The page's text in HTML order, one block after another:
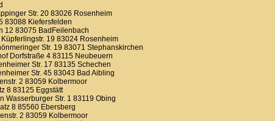
Str. 20 83026 Rosenheim
83088 Kiefersfelden
12 83075 BadFeilenbach
19 83024 Rosenheim
Str. 19 83071 Stephanskirchen
Dorfstraße 4 83115 Neubeuern
Str. 17 83135 Schechen
Str. 45 83043 Bad Aibling
2 83059 Kolbermoor
8 83125 Eggstätt
Wasserburger Str. 1 83119 Obing
8 85560 Ebersberg
2 83059 Kolbermoor